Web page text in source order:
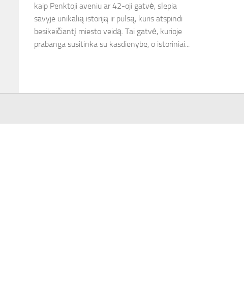
kaip Penktoji aveniu ar 42-oji gatvė, slepia
savyje unikalią istoriją ir pulsą, kuris atspindi
besikeičiantį miesto veidą. Tai gatvė, kurioje
prabanga susitinka su kasdienybe, o istoriniai...